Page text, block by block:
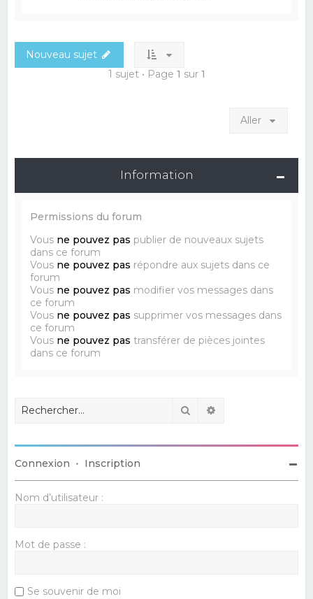
Nouveau sujet
1 sujet • Page 1 sur 1
Aller
Information
Permissions du forum
Vous ne pouvez pas publier de nouveaux sujets
dans ce forum
Vous ne pouvez pas répondre aux sujets dans ce
forum
Vous ne pouvez pas modifier vos messages dans
ce forum
Vous ne pouvez pas supprimer vos messages dans
ce forum
Vous ne pouvez pas transférer de pièces jointes
dans ce forum
Rechercher
Connexion • Inscription
Nom d’utilisateur :
Mot de passe :
Se souvenir de moi